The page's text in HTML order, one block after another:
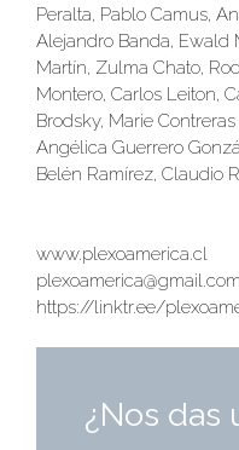
Peralta, Pablo Camus,
Alejandro Banda, Ewald
Martín, Zulma Chato,
Montero, Carlos Leiton,
Brodsky, Marie
Angélica Guerrero
Belén Ramírez, Claudio
www.plexoamerica.cl
plexoamerica@gmail.com
https://linktr.ee/
¿Nos das